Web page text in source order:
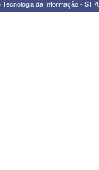
Tecnologia da Informação -